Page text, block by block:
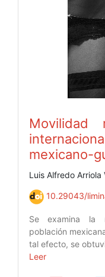
Movilidad
mexicano-
Luis Alfredo Arriola
10.29043/
Se examina la
población
tal efecto, se
Leer